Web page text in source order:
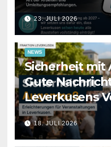
23. JULI 2026
NEWS
Sicherheit mit
Gute
Leverkusens
Veranstalter
18. JULI 2026